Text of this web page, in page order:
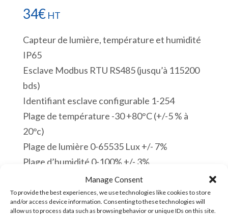
Manage Consent
To provide the best experiences, we use technologies like cookies to store
and/or access device information. Consenting to these technologies will
allow us to process data such as browsing behavior or unique IDs on this site.
34€ HT
Capteur de lumière, température et humidité
IP65
Esclave Modbus RTU RS485 (jusqu’à 115200
bds)
Identifiant esclave configurable 1-254
Plage de température -30 +80°C (+/-5 % à
20°c)
Plage de lumière 0-65535 Lux +/- 7%
Plage d’humidité 0-100% +/- 3%
Câble de 1 m de longueur
12-24 VDC
Trous de montage 3,5 mm